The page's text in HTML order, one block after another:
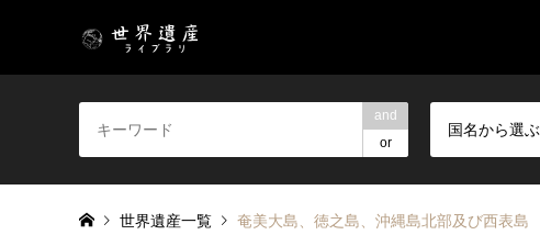
and
or
国名から選ぶ
世界遺産一覧 奄美大島、徳之島、沖縄島北部及び西表島